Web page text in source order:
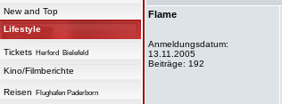
New and Top
Lifestyle
Tickets Herford Bielefeld
Kino/Filmberichte
Reisen Flughafen Paderborn
Flame
Anmeldungsdatum:
13.11.2005
Beiträge: 192